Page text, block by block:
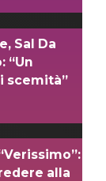
Sal Da
“Un
scemità”
alla